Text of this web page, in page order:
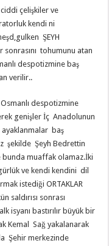
çelişkiler ve
kendi ni
ŞEYH
tohumunu atan
despotizmine baş
verilir..
despotizmine
genişler İç Anadolunun
baş
şekilde Şeyh Bedrettin
bunda muaffak olamaz.İki
ve kendi kendini dil
istediği ORTAKLAR
saldırısı sonrası
isyanı bastırılır büyük bir
Kemal Sağ yakalanarak
Şehir merkezinde